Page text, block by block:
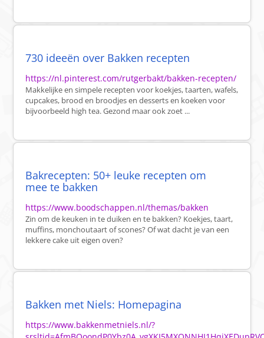
730 ideeën over Bakken recepten
https://nl.pinterest.com/rutgerbakt/bakken-recepten/
Makkelijke en simpele recepten voor koekjes, taarten, wafels,
cupcakes, brood en broodjes en desserts en koeken voor
bijvoorbeeld high tea. Gezond maar ook zoet ...
Bakrecepten: 50+ leuke recepten om
mee te bakken
https://www.boodschappen.nl/themas/bakken
Zin om de keuken in te duiken en te bakken? Koekjes, taart,
muffins, monchoutaart of scones? Of wat dacht je van een
lekkere cake uit eigen oven?
Bakken met Niels: Homepagina
https://www.bakkenmetniels.nl/?